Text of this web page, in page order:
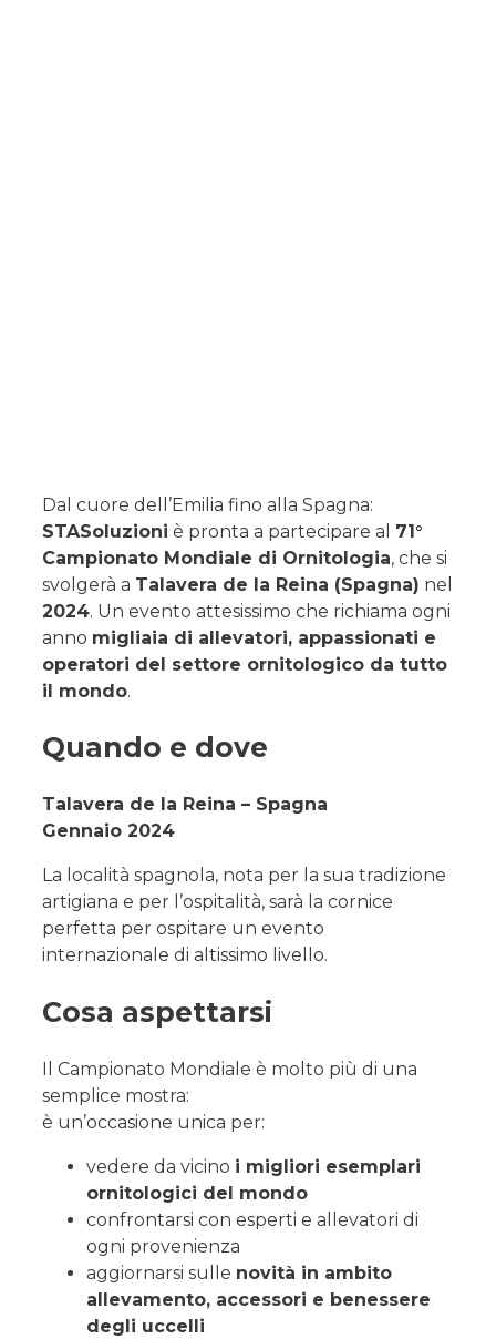
Dal cuore dell’Emilia fino alla Spagna:
STASoluzioni è pronta a partecipare al 71°
Campionato Mondiale di Ornitologia, che si
svolgerà a Talavera de la Reina (Spagna) nel
2024. Un evento attesissimo che richiama ogni
anno migliaia di allevatori, appassionati e
operatori del settore ornitologico da tutto
il mondo.
Quando e dove
Talavera de la Reina – Spagna
Gennaio 2024
La località spagnola, nota per la sua tradizione
artigiana e per l’ospitalità, sarà la cornice
perfetta per ospitare un evento
internazionale di altissimo livello.
Cosa aspettarsi
Il Campionato Mondiale è molto più di una
semplice mostra:
è un’occasione unica per:
vedere da vicino i migliori esemplari
ornitologici del mondo
confrontarsi con esperti e allevatori di
ogni provenienza
aggiornarsi sulle novità in ambito
allevamento, accessori e benessere
degli uccelli